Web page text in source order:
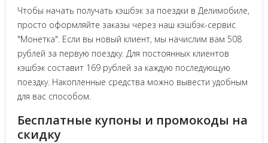
Чтобы начать получать кэшбэк за поездки в Делимобиле,
просто оформляйте заказы через наш кэшбэк-сервис
"Монетка". Если вы новый клиент, мы начислим вам 508
рублей за первую поездку. Для постоянных клиентов
кэшбэк составит 169 рублей за каждую последующую
поездку. Накопленные средства можно вывести удобным
для вас способом.
Бесплатные купоны и промокоды на
скидку